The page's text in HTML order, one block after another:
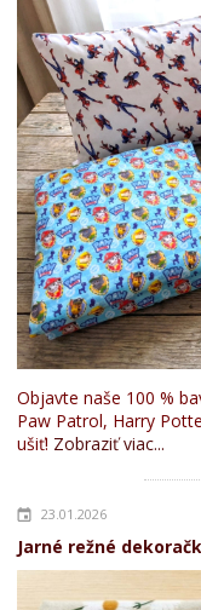
Objavte naše 100 %
Paw Patrol, Harry
ušiť! Zobraziť viac...
23.01.2026
Jarné režné